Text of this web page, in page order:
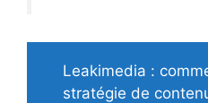
Leakimedia :
stratégie de